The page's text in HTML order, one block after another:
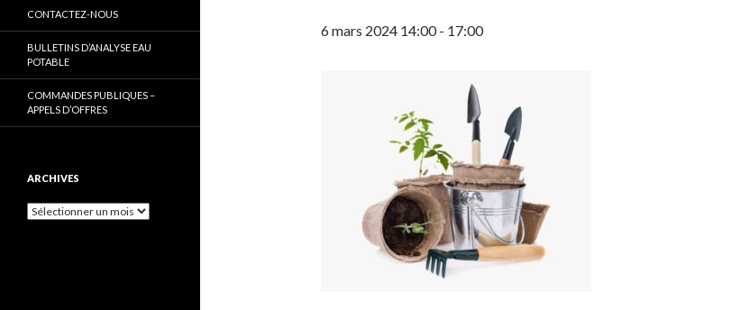
6 mars 2024 14:00- 17:00
CONTACTEZ-NOUS
BULLETINS D’ANALYSE EAU
POTABLE
COMMANDES PUBLIQUES –
APPELS D’OFFRES
ARCHIVES
Archives